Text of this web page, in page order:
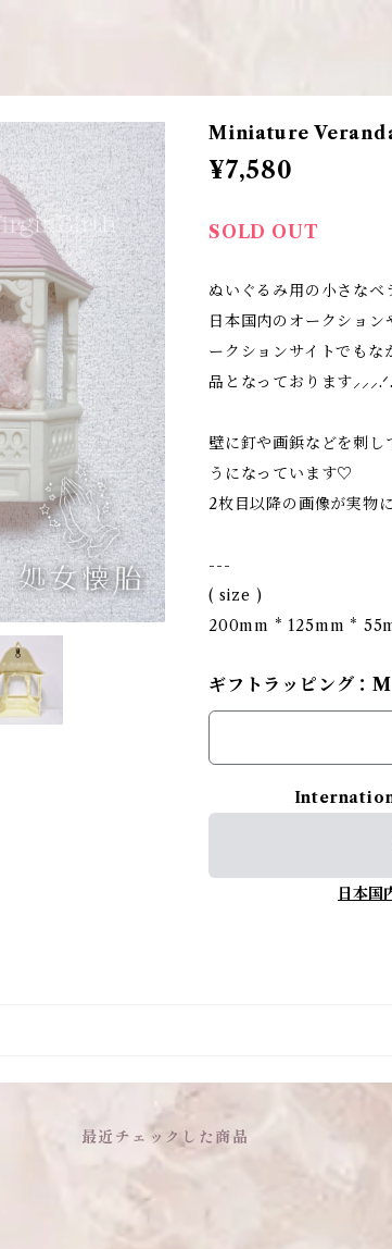
Miniature
¥7,580
SOLD OUT
ぬいぐるみ用の小さなベ
日本国内のオークショ
ークションサイトでも
品となっております
壁に釘や画鋲などを刺し
うになっています♡
2枚目以降の画像が実物
---
( size )
200mm * 125mm *
ギフトラッピング：M
日本国
最近チェックした商品